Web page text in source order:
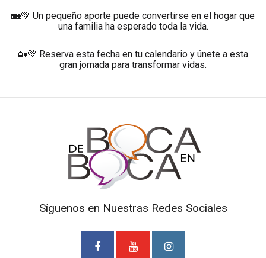
🏡💚 Un pequeño aporte puede convertirse en el hogar que
una familia ha esperado toda la vida.
🏡💚 Reserva esta fecha en tu calendario y únete a esta
gran jornada para transformar vidas.
Síguenos en Nuestras Redes Sociales